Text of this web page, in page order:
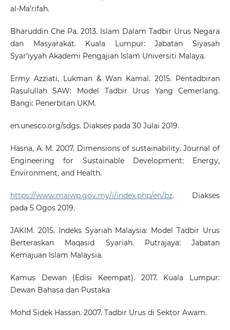
al-Ma’rifah.
Bharuddin Che Pa. 2013. Islam Dalam Tadbir Urus Negara
dan Masyarakat. Kuala Lumpur: Jabatan Siyasah
Syar’iyyah Akademi Pengajian Islam Universiti Malaya.
Ermy Azziati, Lukman & Wan Kamal. 2015. Pentadbiran
Rasulullah SAW: Model Tadbir Urus Yang Cemerlang.
Bangi: Penerbitan UKM.
en.unesco.org/sdgs. Diakses pada 30 Julai 2019.
Hasna, A. M. 2007. Dimensions of sustainability. Journal of
Engineering for Sustainable Development: Energy,
Environment, and Health.
https://www.maiwp.gov.my/i/index.php/en/bz. Diakses
pada 5 Ogos 2019.
JAKIM. 2015. Indeks Syariah Malaysia: Model Tadbir Urus
Berteraskan Maqasid Syariah. Putrajaya: Jabatan
Kemajuan Islam Malaysia.
Kamus Dewan (Edisi Keempat). 2017. Kuala Lumpur:
Dewan Bahasa dan Pustaka
Mohd Sidek Hassan. 2007. Tadbir Urus di Sektor Awam.